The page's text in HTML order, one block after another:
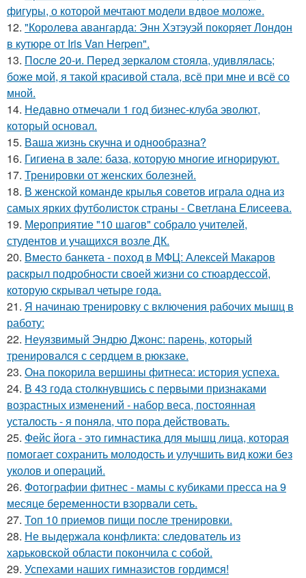
фигуры, о которой мечтают модели вдвое моложе.
12. "Королева авангарда: Энн Хэтэуэй покоряет Лондон
в кутюре от Iris Van Herpen".
13. После 20-и. Перед зеркалом стояла, удивлялась;
боже мой, я такой красивой стала, всё при мне и всё со
мной.
14. Недавно отмечали 1 год бизнес-клуба эволют,
который основал.
15. Ваша жизнь скучна и однообразна?
16. Гигиена в зале: база, которую многие игнорируют.
17. Тренировки от женских болезней.
18. В женской команде крылья советов играла одна из
самых ярких футболисток страны - Светлана Елисеева.
19. Мероприятие "10 шагов" собрало учителей,
студентов и учащихся возле ДК.
20. Вместо банкета - поход в МФЦ: Алексей Макаров
раскрыл подробности своей жизни со стюардессой,
которую скрывал четыре года.
21. Я начинаю тренировку с включения рабочих мышц в
работу:
22. Неуязвимый Эндрю Джонс: парень, который
тренировался с сердцем в рюкзаке.
23. Она покорила вершины фитнеса: история успеха.
24. В 43 года столкнувшись с первыми признаками
возрастных изменений - набор веса, постоянная
усталость - я поняла, что пора действовать.
25. Фейс йога - это гимнастика для мышц лица, которая
помогает сохранить молодость и улучшить вид кожи без
уколов и операций.
26. Фотографии фитнес - мамы с кубиками пресса на 9
месяце беременности взорвали сеть.
27. Топ 10 приемов пищи после тренировки.
28. Не выдержала конфликта: следователь из
харьковской области покончила с собой.
29. Успехами наших гимназистов гордимся!